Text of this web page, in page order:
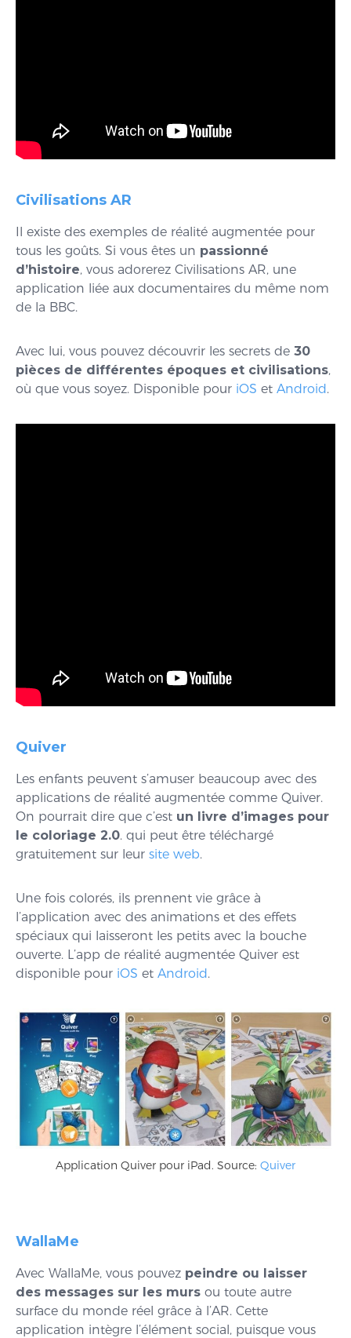
Civilisations AR
Il existe des exemples de réalité augmentée pour
tous les goûts. Si vous êtes un passionné
d’histoire, vous adorerez Civilisations AR, une
application liée aux documentaires du même nom
de la BBC.
Avec lui, vous pouvez découvrir les secrets de 30
pièces de différentes époques et civilisations,
où que vous soyez. Disponible pour iOS et Android.
Quiver
Les enfants peuvent s’amuser beaucoup avec des
applications de réalité augmentée comme Quiver.
On pourrait dire que c’est un livre d’images pour
le coloriage 2.0. qui peut être téléchargé
gratuitement sur leur site web.
Une fois colorés, ils prennent vie grâce à
l’application avec des animations et des effets
spéciaux qui laisseront les petits avec la bouche
ouverte. L’app de réalité augmentée Quiver est
disponible pour iOS et Android.
Application Quiver pour iPad. Source: Quiver
WallaMe
Avec WallaMe, vous pouvez peindre ou laisser
des messages sur les murs ou toute autre
surface du monde réel grâce à l’AR. Cette
application intègre l’élément social, puisque vous